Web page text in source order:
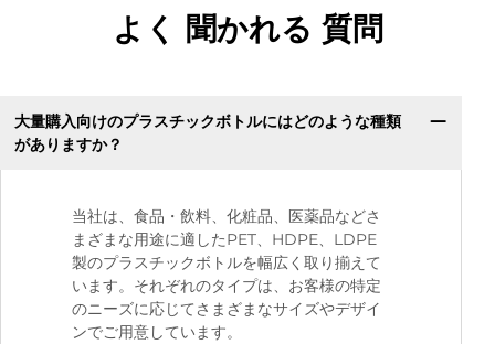
よく 聞かれる 質問
大量購入向けのプラスチックボトルにはどのような種類
がありますか？
当社は、食品・飲料、化粧品、医薬品などさ
まざまな用途に適したPET、HDPE、LDPE
製のプラスチックボトルを幅広く取り揃えて
います。それぞれのタイプは、お客様の特定
のニーズに応じてさまざまなサイズやデザイ
ンでご用意しています。